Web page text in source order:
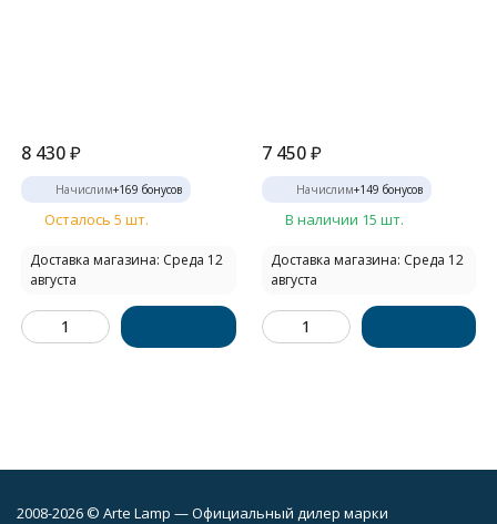
8 430₽
Начислим+169 бонусов
Осталось 5 шт.
Доставка магазина: Среда 12
августа
7 450 ₽
Начислим+149 бонусов
В наличии 15 шт.
Доставка магазина: Среда 12
августа
2008-2026 © Arte Lamp — Официальный дилер марки